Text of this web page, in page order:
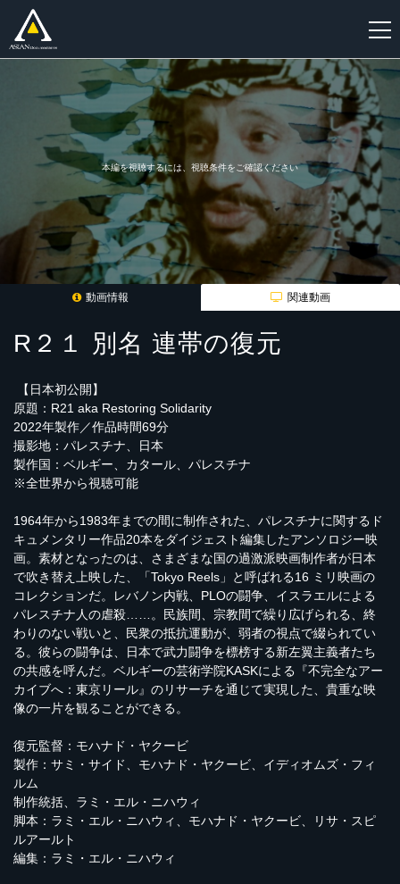
登
録
本編を視聴するには、視聴条件をご確認ください
動画情報 関連動画
R２１ 別名 連帯の復元
【日本初公開】
原題：R21 aka Restoring Solidarity
2022年製作／作品時間69分
撮影地：パレスチナ、日本
製作国：ベルギー、カタール、パレスチナ
※全世界から視聴可能
1964年から1983年までの間に制作された、パレスチナに関するド
キュメンタリー作品20本をダイジェスト編集したアンソロジー映
画。素材となったのは、さまざまな国の過激派映画制作者が日本
で吹き替え上映した、「Tokyo Reels」と呼ばれる16 ミリ映画の
コレクションだ。レバノン内戦、PLOの闘争、イスラエルによる
パレスチナ人の虐殺……。民族間、宗教間で繰り広げられる、終
わりのない戦いと、民衆の抵抗運動が、弱者の視点で綴られてい
る。彼らの闘争は、日本で武力闘争を標榜する新左翼主義者たち
の共感を呼んだ。ベルギーの芸術学院KASKによる『不完全なアー
カイブへ：東京リール』のリサーチを通じて実現した、貴重な映
像の一片を観ることができる。
復元監督：モハナド・ヤクービ
製作：サミ・サイド、モハナド・ヤクービ、イディオムズ・フィ
ルム
制作統括、ラミ・エル・ニハウィ
脚本：ラミ・エル・ニハウィ、モハナド・ヤクービ、リサ・スピ
ルアールト
編集：ラミ・エル・ニハウィ